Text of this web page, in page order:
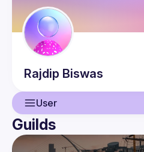
Rajdip Biswas
User
User
Guilds